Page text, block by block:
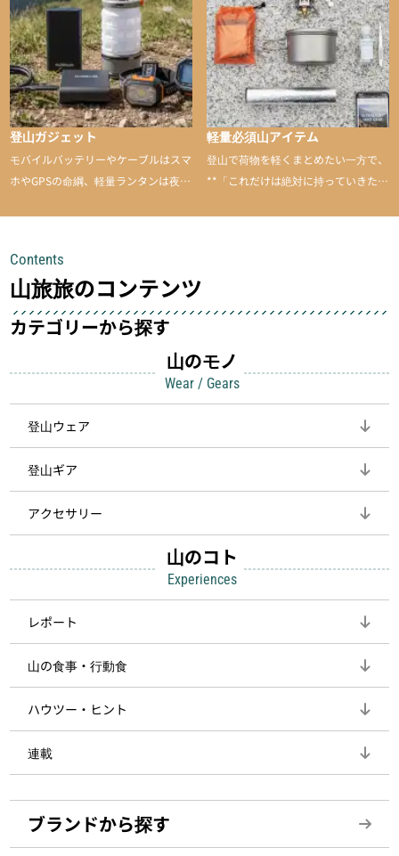
のあるアイテムを紹介
登山ガジェット
モバイルバッテリーやケーブルはスマ
ホやGPSの命綱、軽量ランタンは夜間
して安全にしてくれます
軽量必須山アイテム
登山で荷物を軽くまとめたい一方で、
**「これだけは絶対に持っていきた
Contents
山旅旅のコンテンツ
カテゴリーから探す
山のモノ
Wear / Gears
登山ウェア
登山ギア
アクセサリー
山のコト
Experiences
レポート
山の食事・行動食
ハウツー・ヒント
連載
ブランドから探す